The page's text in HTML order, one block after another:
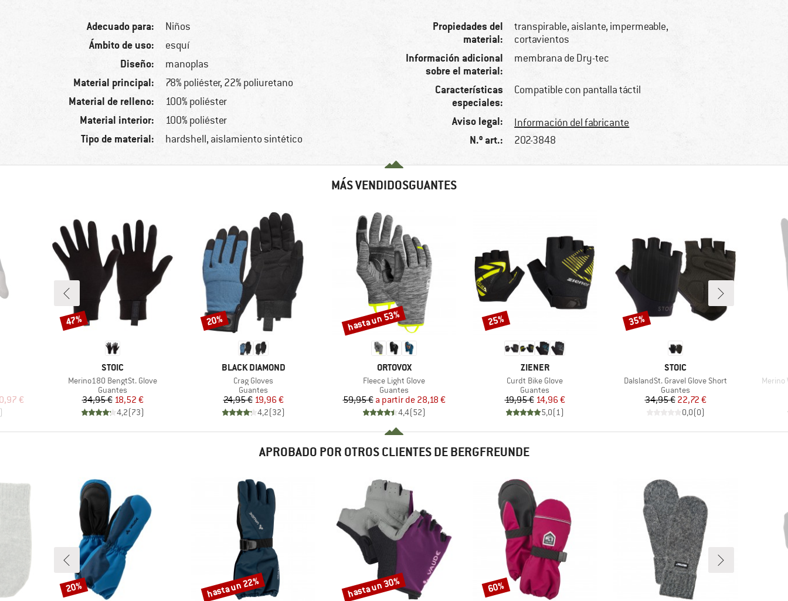
Adecuado para: Niños
Ámbito de uso: esquí
Diseño: manoplas
Material principal: 78% poliéster, 22% poliuretano
Material de relleno: 100% poliéster
Material interior: 100% poliéster
Tipo de material: hardshell, aislamiento sintético
Propiedades del
material:
transpirable, aislante, impermeable,
cortavientos
Información adicional
sobre el material:
membrana de Dry-tec
Características
especiales:
Compatible con pantalla táctil
Aviso legal: Información del fabricante
N.º art.: 202-3848
MÁS VENDIDOSGUANTES
€
MARCA
STOIC
Artículo
Merino180 BengtSt. Glove
Product group
Guantes
Precio
34,95 €Precio reducido
18,52 €
4,2(73)
Descuento
47%
MARCA
BLACK DIAMOND
Artículo
Crag Gloves
Product group
Guantes
Precio
24,95 €Precio reducido
19,96 €
4,2(32)
Descuento
20%
MARCA
ORTOVOX
Artículo
Fleece Light Glove
Product group
Guantes
Precio
59,95 € Precio reducido
a partir de 28,18 €
4,4(52)
Descuento
hasta un 53%
MARCA
ZIENER
Artículo
Curdt Bike Glove
Product group
Guantes
Precio
19,95 €Precio reducido
14,96 €
5,0(1)
Descuento
25%
MARCA
STOIC
Artículo
DalslandSt. Gravel Glove Short
Product group
Guantes
Precio
34,95 €Precio reducido
22,72 €
0,0(0)
Descuento
35%
Artículo
Merino
APROBADO POR OTROS CLIENTES DE BERGFREUNDE
Descuento
20% Descuento
hasta un 22% Descuento
hasta un 30% Descuento
60%